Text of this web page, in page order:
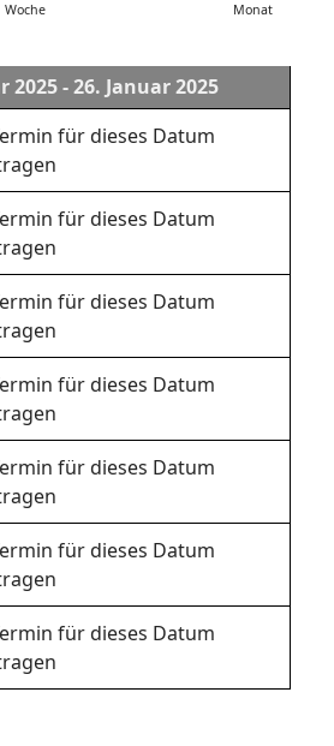
Woche
Monat
2025 - 26. Januar 2025
für dieses Datum
für dieses Datum
für dieses Datum
für dieses Datum
für dieses Datum
für dieses Datum
für dieses Datum